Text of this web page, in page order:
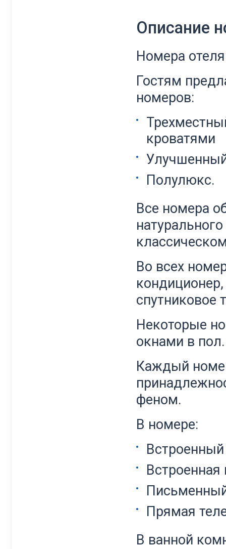
Описание
Номера
Гостям
номеров:
кроватями
Полулюкс.
Все номера
Во всех
спутниковое
Некоторые
окнами в пол.
Каждый
феном.
В номере:
Встроенная
Прямая
В ванной